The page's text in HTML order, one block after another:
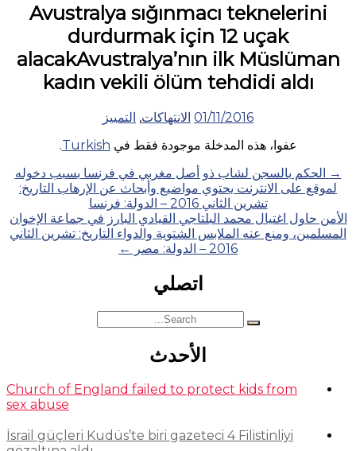
Avustralya sığınmacı teknelerini
durdurmak için 12 uçak
alacakAvustralya’nın ilk Müslüman
kadın vekili ölüm tehdidi aldı
01/11/2016 الانتهاكات, التمييز
عفوا، هذه المدخلة موجودة فقط في Turkish
.
Posts
navigation
→ الحكم بالسجن لشاب ذو أصل مغربي في فرنسا بسبب دخوله
لموقع على الانترنت يحتوي مواضيع وأبحاث عن الإرهاب التاريخ:
تشرين الثاني 2016 – الدولة: فرنسا
الأمن حاول اغتيال محمد البلتاجي القيادي البارز في جماعة الإخوان
المسلمين، ومنع عنه الملابس الشتوية والدواء التاريخ: تشرين الثاني
2016 – الدولة: مصر
←
اتصلي
Search
for:
الأحدث
Church of England failed to protect kids from
sex abuse
İsrail güçleri Kudüs’te biri gazeteci 4 Filistinliyi